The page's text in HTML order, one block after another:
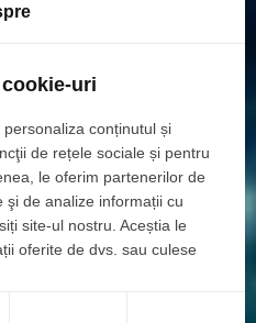
uri
conținutul și
de rețele sociale și pentru
le oferim partenerilor de
şi de analize informații cu
site-ul nostru. Aceștia le
oferite de dvs. sau culese